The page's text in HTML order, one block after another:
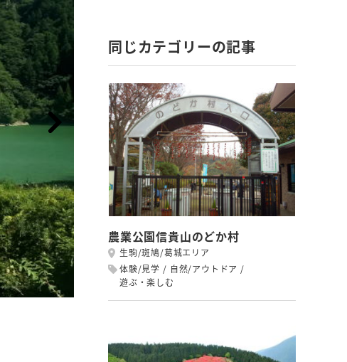
同じカテゴリーの記事
農業公園信貴山のどか村
生駒/斑鳩/葛城エリア
体験/見学
自然/アウトドア
遊ぶ・楽しむ